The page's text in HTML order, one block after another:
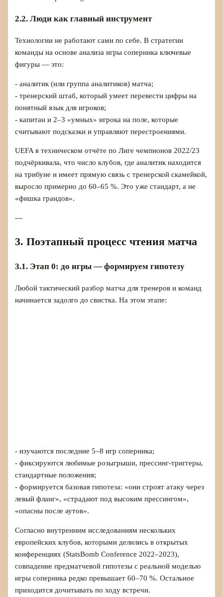
2.2. Люди как главный инструмент
Технологии не работают сами по себе. В стратегии
команды на основе анализа игры соперника ключевые
фигуры — это:
- аналитик (или группа аналитиков) матча;
- тренерский штаб, который умеет перевести цифры на
понятный язык для игроков;
- капитан и 2–3 «умных» игрока на поле, которые
считывают подсказки и управляют перестроениями.
UEFA в техническом отчёте по Лиге чемпионов 2022/23
подчёркивала, что число клубов, где аналитик находится
на трибуне и имеет прямую связь с тренерской скамейкой,
выросло примерно до 60–65 %. Это уже стандарт, а не
«фишка грандов».
---
3. Поэтапный процесс чтения матча
3.1. Этап 0: до игры — формируем гипотезу
Любой тактический разбор матча для тренеров и команд
начинается задолго до свистка. На этом этапе:
- изучаются последние 5–8 игр соперника;
- фиксируются любимые розыгрыши, прессинг‑триггеры,
стандартные положения;
- формируется базовая гипотеза: «они строят атаку через
левый фланг», «страдают под высоким прессингом»,
«опасны после аутов».
Согласно внутренним исследованиям нескольких
европейских клубов, которыми делились в открытых
конференциях (StatsBomb Conference 2022–2023),
совпадение предматчевой гипотезы с реальной моделью
игры соперника редко превышает 60–70 %. Остальное
приходится дочитывать по ходу встречи.